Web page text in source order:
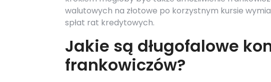
walutowych na złotowe po korzystnym kursie
spłat rat kredytowych.
Jakie są długofalowe
frankowiczów?